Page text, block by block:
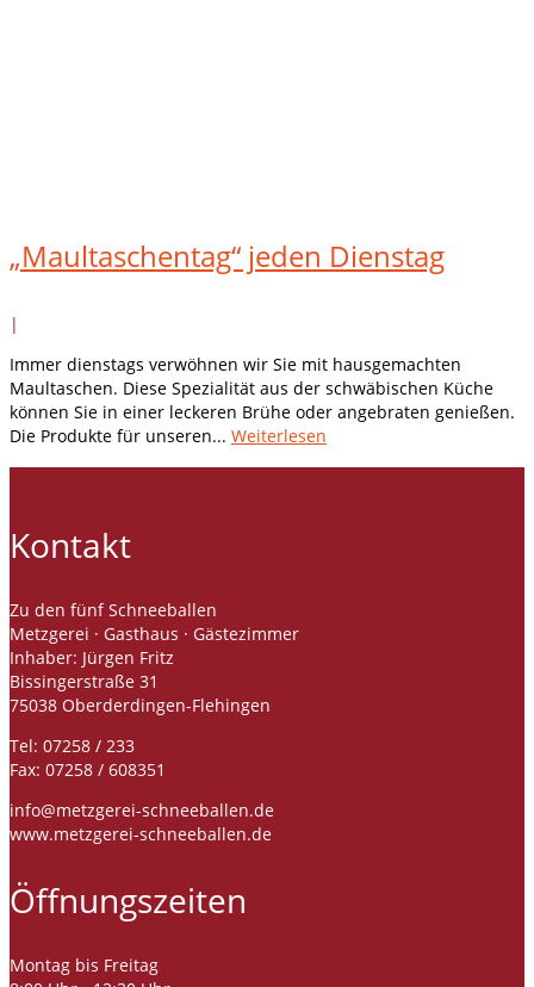
„Maultaschentag“ jeden Dienstag
|
Immer dienstags verwöhnen wir Sie mit hausgemachten
Maultaschen. Diese Spezialität aus der schwäbischen Küche
können Sie in einer leckeren Brühe oder angebraten genießen.
Die Produkte für unseren... Weiterlesen
Kontakt
Zu den fünf Schneeballen
Metzgerei · Gasthaus · Gästezimmer
Inhaber: Jürgen Fritz
Bissingerstraße 31
75038 Oberderdingen-Flehingen
Tel: 07258 / 233
Fax: 07258 / 608351
info@metzgerei-schneeballen.de
www.metzgerei-schneeballen.de
Öffnungszeiten
Montag bis Freitag